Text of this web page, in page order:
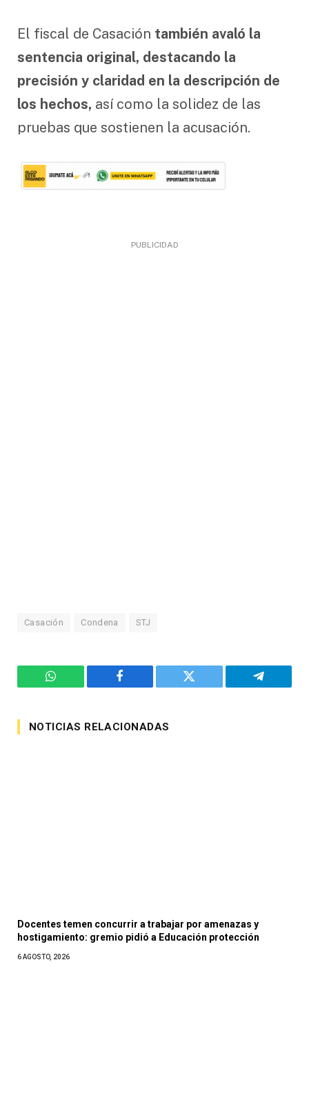
El fiscal de Casación también avaló la
sentencia original, destacando la
precisión y claridad en la descripción de
los hechos, así como la solidez de las
pruebas que sostienen la acusación.
PUBLICIDAD
Casación Condena STJ
WhatsApp Facebook Twitter Telegram
NOTICIAS RELACIONADAS
Docentes temen concurrir a trabajar por amenazas y
hostigamiento: gremio pidió a Educación protección
6 AGOSTO, 2026